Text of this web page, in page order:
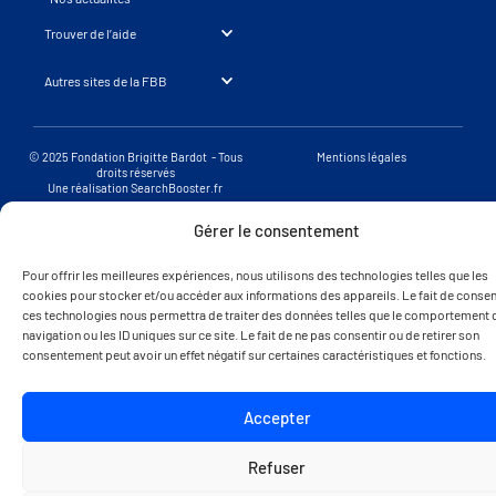
Gérer le consentement
Pour offrir les meilleures expériences, nous utilisons des technologies telles que les
cookies pour stocker et/ou accéder aux informations des appareils. Le fait de
ces technologies nous permettra de traiter des données telles que le comportement
navigation ou les ID uniques sur ce site. Le fait de ne pas consentir ou de retirer son
consentement peut avoir un effet négatif sur certaines caractéristiques et fonctions.
Accepter
Refuser
Trouver de l’aide
Autres sites de la FBB
© 2025 Fondation Brigitte Bardot - Tous
droits réservés
Une réalisation SearchBooster.fr
Mentions légales